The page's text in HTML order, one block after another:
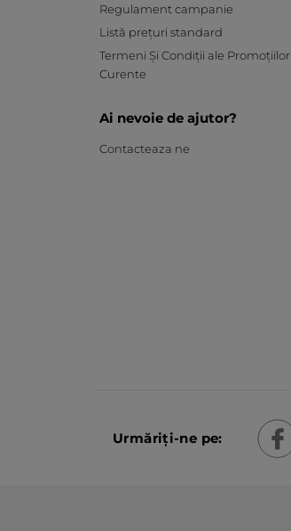
Regulament campanie
Listă prețuri standard
Termeni Și Condiții ale Promoțiilor
Curente
Ai nevoie de ajutor?
Contacteaza ne
Urmăriți-ne pe: